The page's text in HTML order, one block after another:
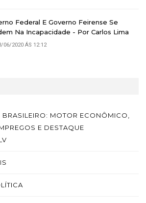
Federal E Governo Feirense Se
Na Incapacidade - Por Carlos Lima
06/2020 ÁS 12:12
MOTOR ECONÔMICO,
E DESTAQUE